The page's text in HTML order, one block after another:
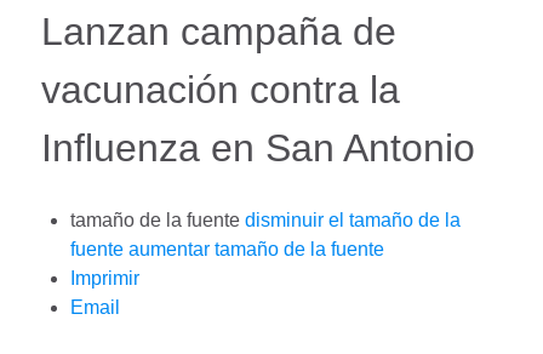
Lanzan campaña de
vacunación contra la
Influenza en San Antonio
tamaño de la fuente disminuir el tamaño de la
fuente aumentar tamaño de la fuente
Imprimir
Email